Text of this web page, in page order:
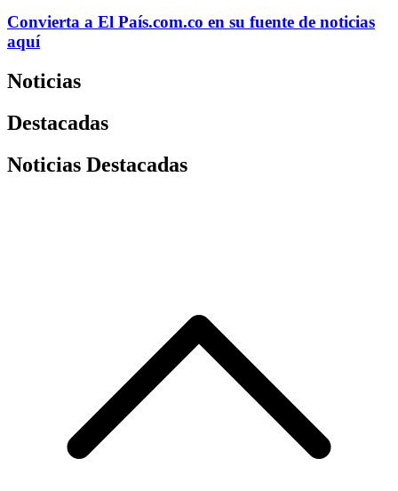
Convierta a El País.com.co en su fuente de noticias
aquí
Noticias
Destacadas
Noticias Destacadas